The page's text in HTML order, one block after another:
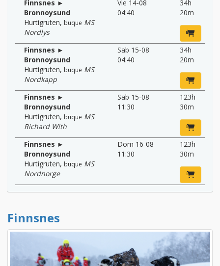
Finnsnes ►
Bronnoysund
Hurtigruten, buque MS
Nordlys
Vie 14-08
04:40
34h
20m
Finnsnes ►
Bronnoysund
Hurtigruten, buque MS
Nordkapp
Sab 15-08
04:40
34h
20m
Finnsnes ►
Bronnoysund
Hurtigruten, buque MS
Richard With
Sab 15-08
11:30
123h
30m
Finnsnes ►
Bronnoysund
Hurtigruten, buque MS
Nordnorge
Dom 16-08
11:30
123h
30m
Finnsnes